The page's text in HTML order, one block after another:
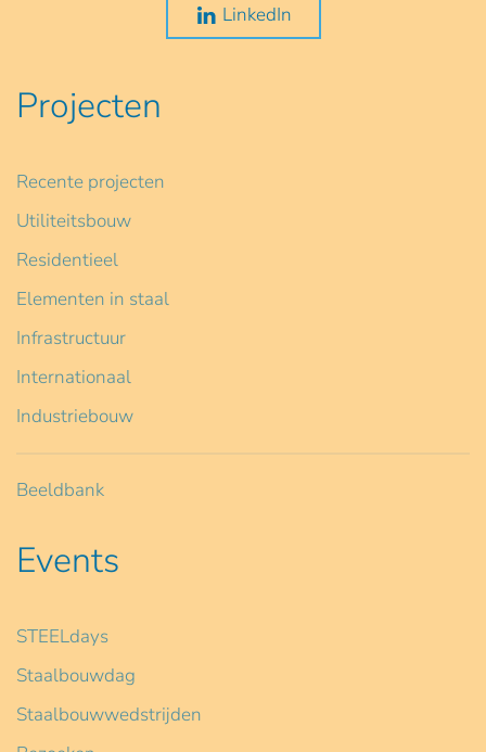
LinkedIn
Projecten
Recente projecten
Utiliteitsbouw
Residentieel
Elementen in staal
Infrastructuur
Internationaal
Industriebouw
Beeldbank
Events
STEELdays
Staalbouwdag
Staalbouwwedstrijden